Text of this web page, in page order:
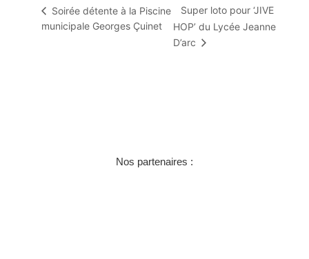
Soirée détente à la Piscine
municipale Georges Çuinet
Super loto pour ‘JIVE
HOP’ du Lycée Jeanne
D’arc
Nos partenaires :